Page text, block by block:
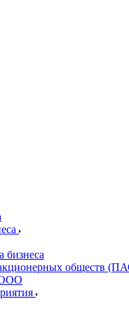
бизнеса
обществ
ООО
Березники
Бийск
Биробиджан
Бирск